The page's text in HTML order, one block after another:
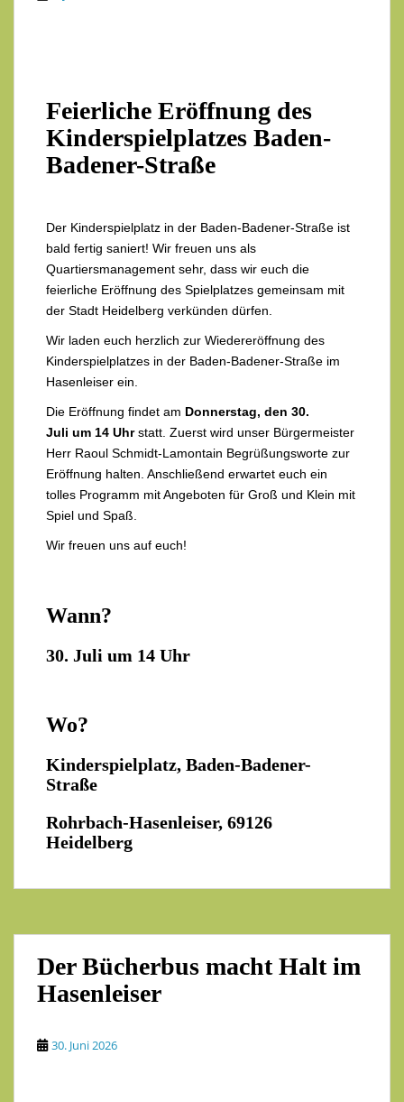
Feierliche Eröffnung des
Kinderspielplatzes Baden-
Badener-Straße
Der Kinderspielplatz in der Baden-Badener-Straße ist
bald fertig saniert! Wir freuen uns als
Quartiersmanagement sehr, dass wir euch die
feierliche Eröffnung des Spielplatzes gemeinsam mit
der Stadt Heidelberg verkünden dürfen.
Wir laden euch herzlich zur Wiedereröffnung des
Kinderspielplatzes in der Baden-Badener-Straße im
Hasenleiser ein.
Die Eröffnung findet am Donnerstag, den 30.
Juli um 14 Uhrstatt. Zuerst wird unser Bürgermeister
Herr Raoul Schmidt-Lamontain Begrüßungsworte zur
Eröffnung halten. Anschließend erwartet euch ein
tolles Programm mit Angeboten für Groß und Klein mit
Spiel und Spaß.
Wir freuen uns auf euch!
Wann?
30. Juli um 14 Uhr
Wo?
Kinderspielplatz, Baden-Badener-
Straße
Rohrbach-Hasenleiser, 69126
Heidelberg
Der Bücherbus macht Halt im
Hasenleiser
30. Juni 2026